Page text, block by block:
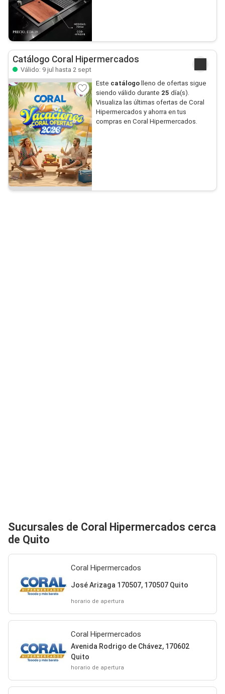
Catálogo Coral Hipermercados
Válido: 9 jul hasta 2 sept
Este catálogo lleno de ofertas sigue
siendo válido durante 25 día(s).
Visualiza las últimas ofertas de Coral
Hipermercados y ahorra en tus
compras en Coral Hipermercados.
Sucursales de Coral Hipermercados cerca
de Quito
Coral Hipermercados
José Arizaga 170507, 170507 Quito
horario de apertura
Coral Hipermercados
Avenida Rodrigo de Chávez, 170602
Quito
horario de apertura